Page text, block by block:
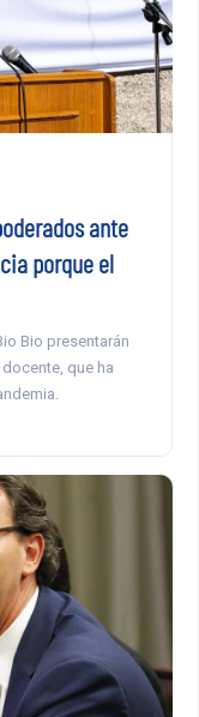
ante
porque el
Bio presentarán
que ha